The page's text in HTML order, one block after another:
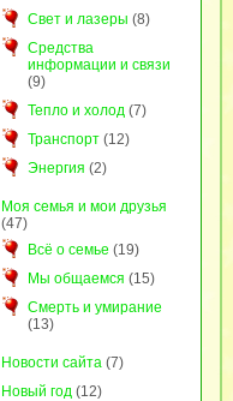
Свет и лазеры (8)
Средства
информации и связи
(9)
Тепло и холод(7)
Транспорт(12)
Энергия (2)
Моя семья и мои друзья
(47)
Всё о семье (19)
Мы общаемся (15)
Смерть и умирание
(13)
Новости сайта(7)
Новый год(12)